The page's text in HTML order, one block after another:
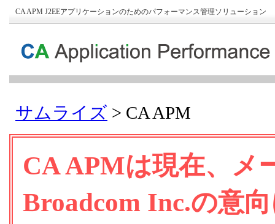
CA APM J2EEアプリケーションのためのパフォーマンス管理ソリューション
サムライズ CA APM
CA APMは現在、メ
Broadcom Inc.の意